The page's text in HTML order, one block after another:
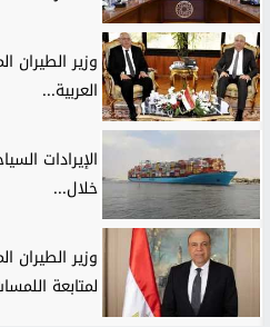
وزير الطيران
العربية...
خلال...
وزير الطيران
لمتابعة